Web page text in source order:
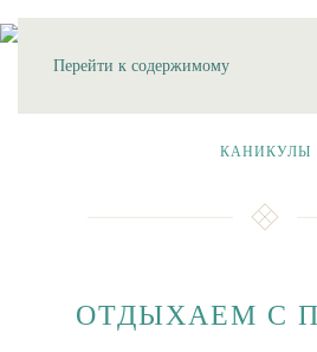
Перейти к содержимому
КАНИКУЛЫ
ОТДЫХАЕМ С